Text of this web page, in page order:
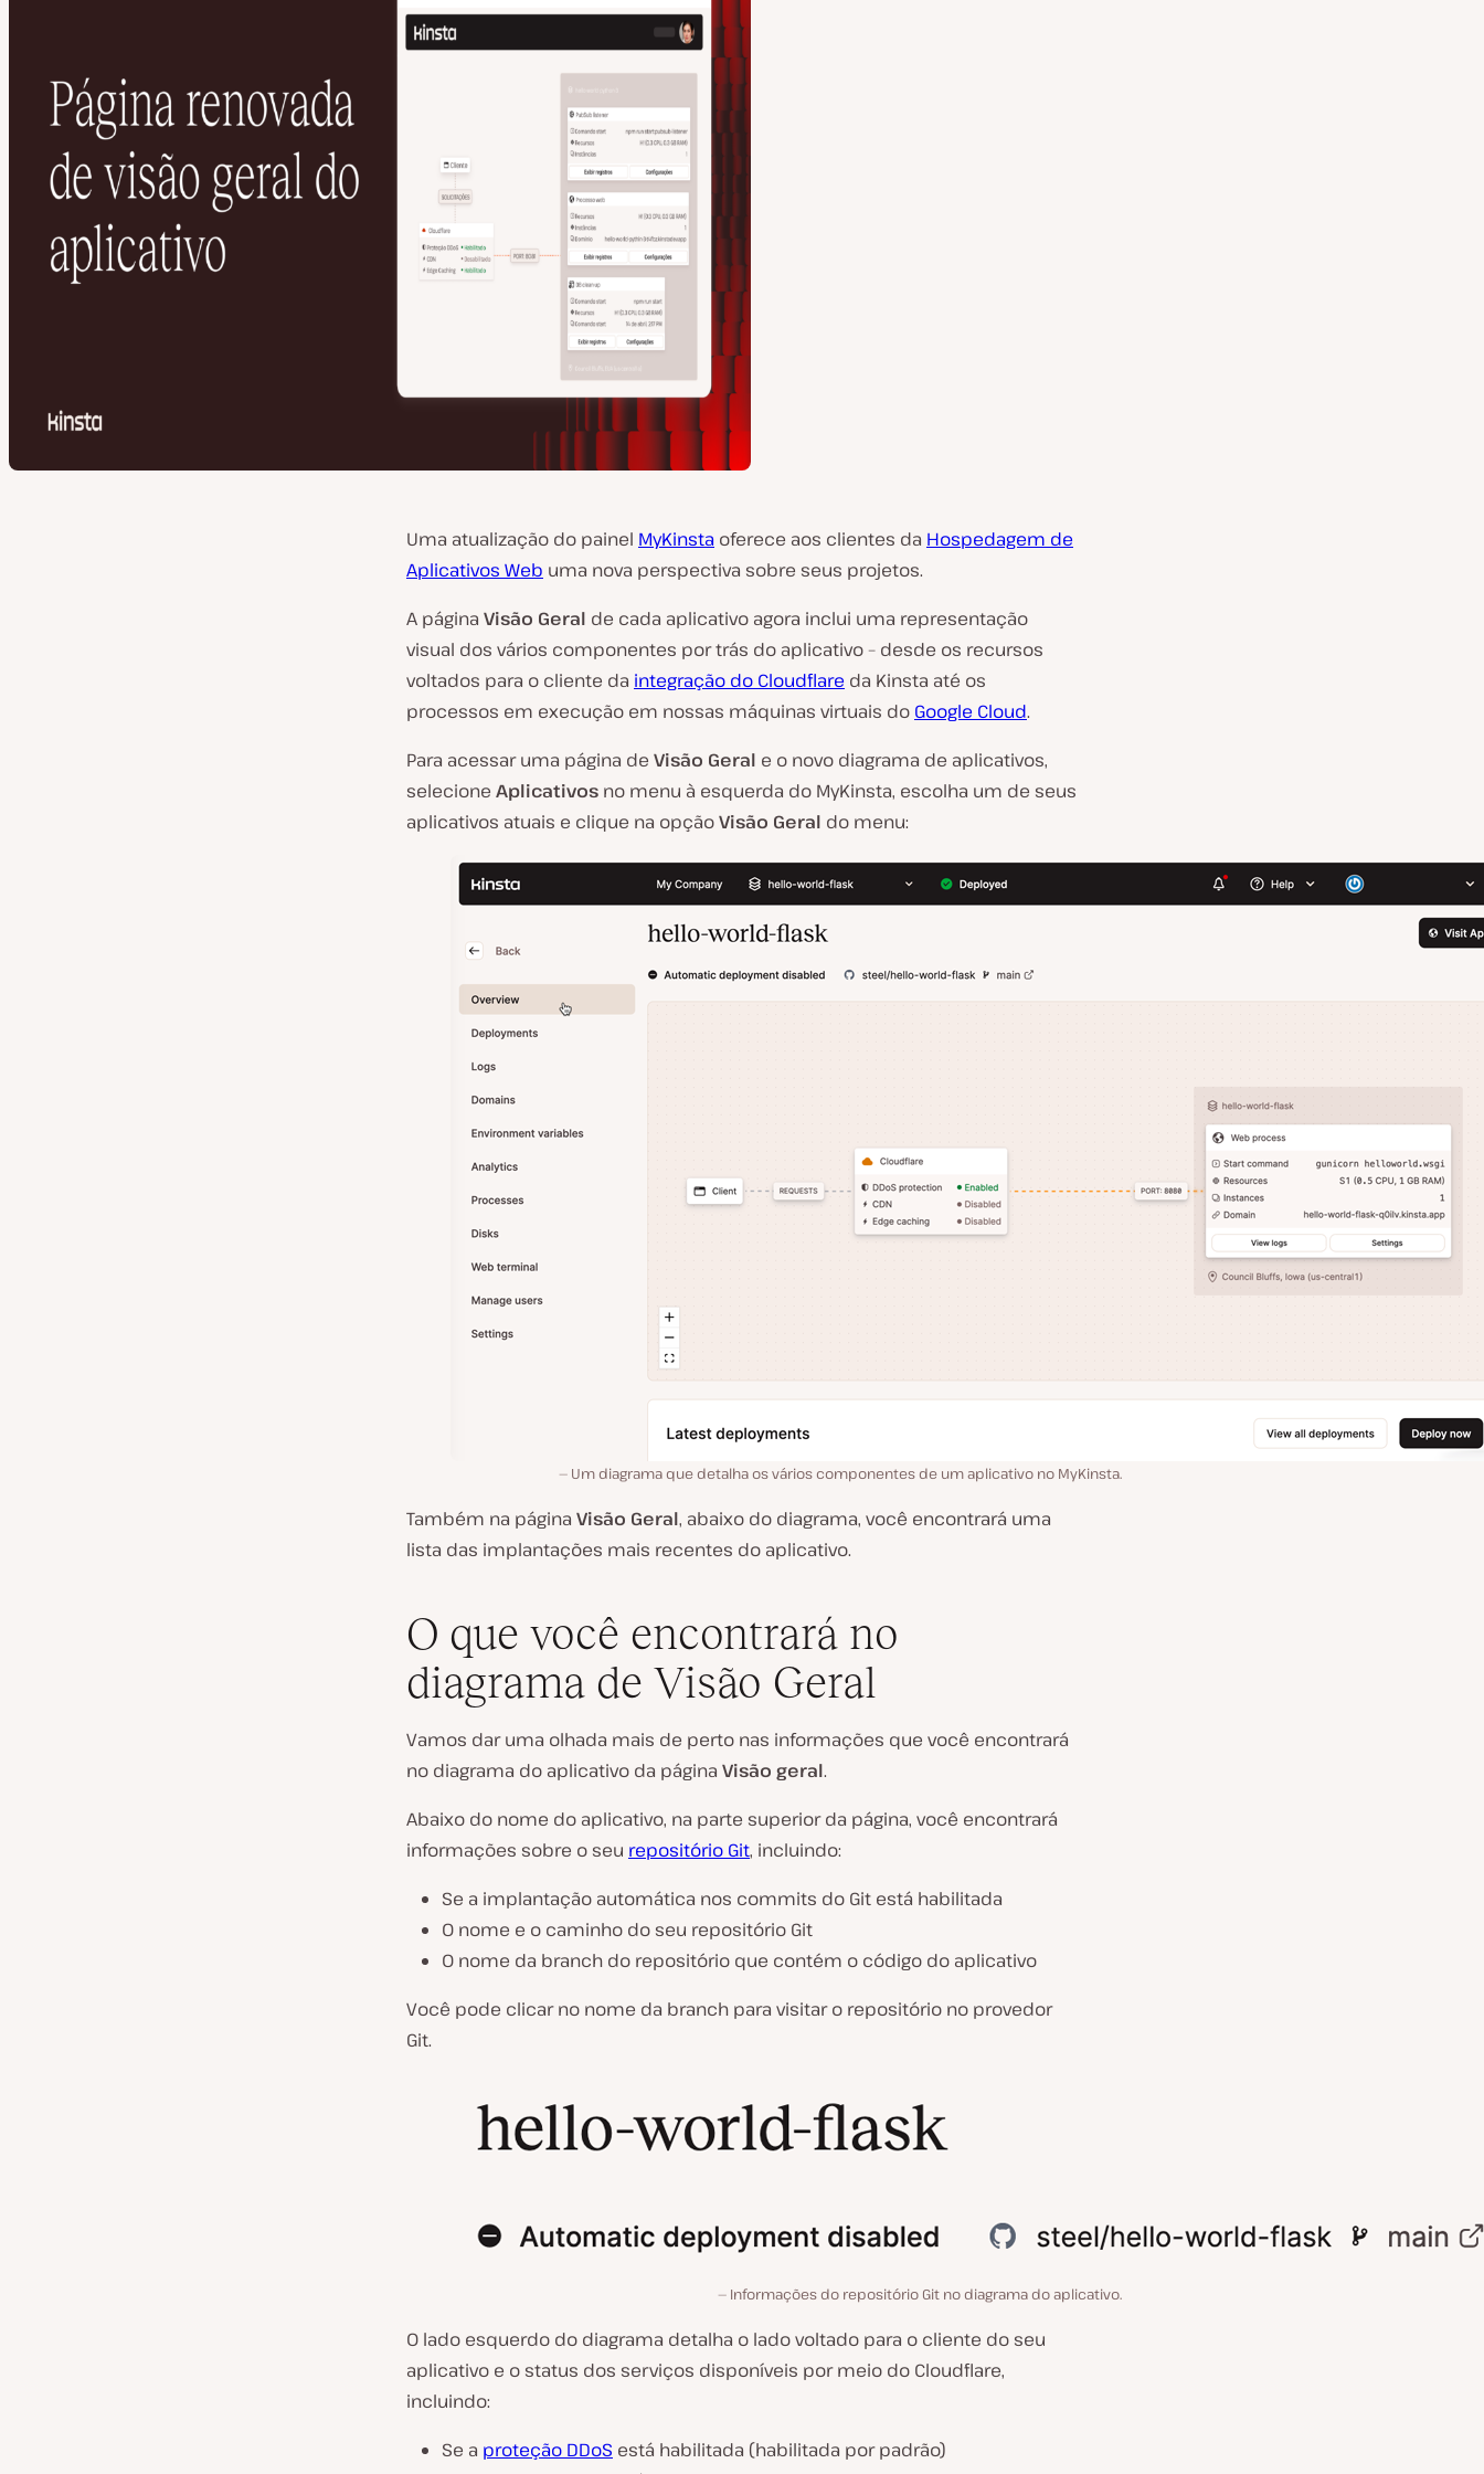
Uma atualização do painel MyKinsta oferece aos clientes da Hospedagem de
Aplicativos Web uma nova perspectiva sobre seus projetos.
A página Visão Geral de cada aplicativo agora inclui uma representação
visual dos vários componentes por trás do aplicativo – desde os recursos
voltados para o cliente da integração do Cloudflare da Kinsta até os
processos em execução em nossas máquinas virtuais do Google Cloud.
Para acessar uma página de Visão Geral e o novo diagrama de aplicativos,
selecione Aplicativos no menu à esquerda do MyKinsta, escolha um de seus
aplicativos atuais e clique na opçãoVisão Geral do menu:
Um diagrama que detalha os vários componentes de um aplicativo no MyKinsta.
Também na página Visão Geral, abaixo do diagrama, você encontrará uma
lista das implantações mais recentes do aplicativo.
O que você encontrará no
diagrama de Visão Geral
Vamos dar uma olhada mais de perto nas informações que você encontrará
no diagrama do aplicativo da página Visão geral.
Abaixo do nome do aplicativo, na parte superior da página, você encontrará
informações sobre o seu repositório Git, incluindo:
Se a implantação automática nos commits do Git está habilitada
O nome e o caminho do seu repositório Git
O nome da branch do repositório que contém o código do aplicativo
Você pode clicar no nome da branch para visitar o repositório no provedor
Git.
Informações do repositório Git no diagrama do aplicativo.
O lado esquerdo do diagrama detalha o lado voltado para o cliente do seu
aplicativo e o status dos serviços disponíveis por meio do Cloudflare,
incluindo:
Se a proteção DDoS está habilitada (habilitada por padrão)